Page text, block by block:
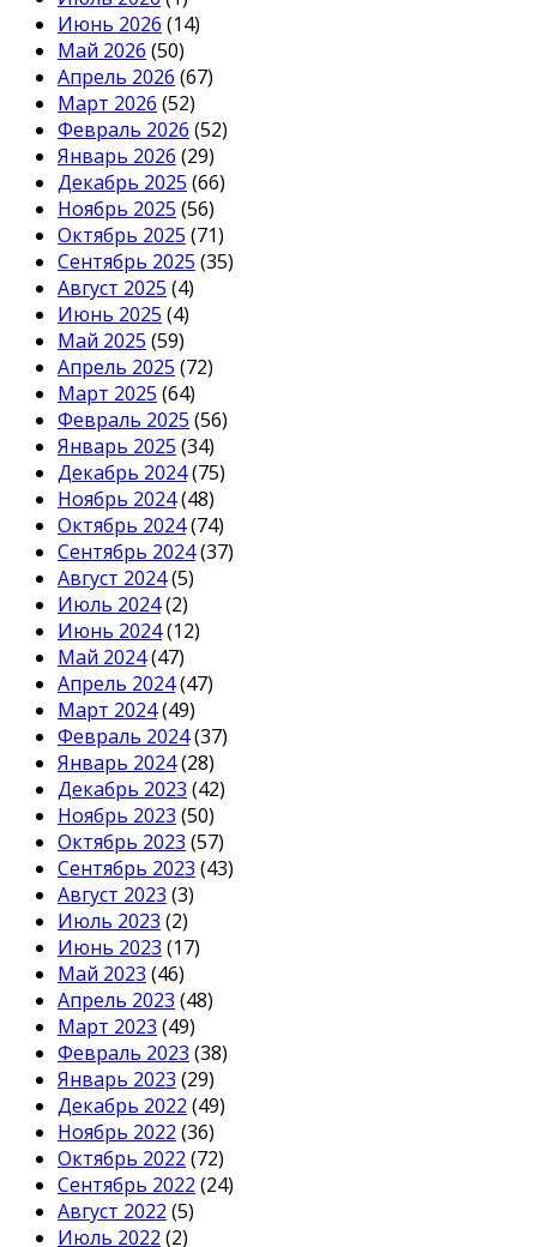
Июнь 2026 (14)
Май 2026 (50)
Апрель 2026 (67)
Март 2026 (52)
Февраль 2026 (52)
Январь 2026 (29)
Декабрь 2025 (66)
Ноябрь 2025 (56)
Октябрь 2025 (71)
Сентябрь 2025 (35)
Август 2025 (4)
Июнь 2025 (4)
Май 2025 (59)
Апрель 2025 (72)
Март 2025 (64)
Февраль 2025 (56)
Январь 2025 (34)
Декабрь 2024(75)
Ноябрь 2024(48)
Октябрь 2024(74)
Сентябрь 2024(37)
Август 2024(5)
Июль 2024(2)
Июнь 2024(12)
Май 2024(47)
Апрель 2024(47)
Март 2024(49)
Февраль 2024(37)
Январь 2024(28)
Декабрь 2023 (42)
Ноябрь 2023 (50)
Октябрь 2023 (57)
Сентябрь 2023 (43)
Август 2023 (3)
Июль 2023 (2)
Июнь 2023 (17)
Май 2023 (46)
Апрель 2023 (48)
Март 2023 (49)
Февраль 2023 (38)
Январь 2023 (29)
Декабрь 2022 (49)
Ноябрь 2022 (36)
Октябрь 2022 (72)
Сентябрь 2022 (24)
Август 2022 (5)
Июль 2022 (2)